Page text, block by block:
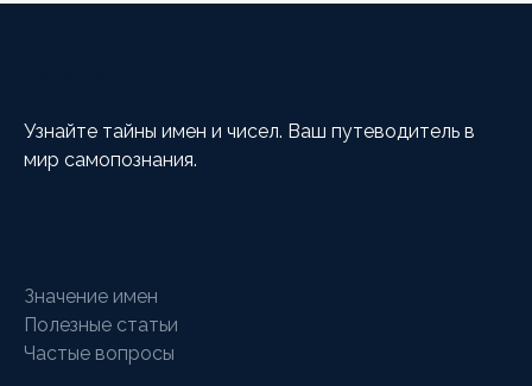
Узнайте тайны имен и чисел. Ваш путеводитель в
мир самопознания.
Значение имен
Полезные статьи
Частые вопросы